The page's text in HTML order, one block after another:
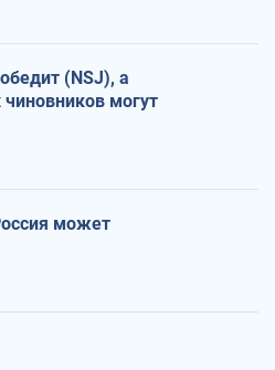
(NSJ), а
могут
может